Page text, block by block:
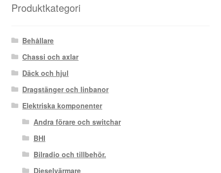
Produktkategori
Behållare
Chassi och axlar
Däck och hjul
Dragstänger och linbanor
Elektriska komponenter
Andra förare och switchar
BHI
Bilradio och tillbehör.
Dieselvärmare